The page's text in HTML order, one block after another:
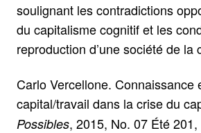
soulignant les contradictions
du capitalisme cognitif et les
reproduction d’une société de la
Carlo Vercellone. Connaissance
capital/travail dans la crise du
Possibles, 2015, No. 07 Été